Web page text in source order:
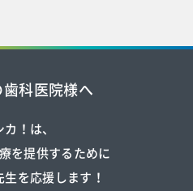
科医院様へ
カ！は、
を提供するために
を応援します！